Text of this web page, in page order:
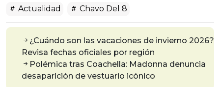
Actualidad Chavo Del 8
¿Cuándo son las vacaciones de invierno 2026?
Revisa fechas oficiales por región
Polémica tras Coachella: Madonna denuncia
desaparición de vestuario icónico